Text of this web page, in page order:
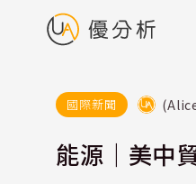
國際新聞
能源｜美中